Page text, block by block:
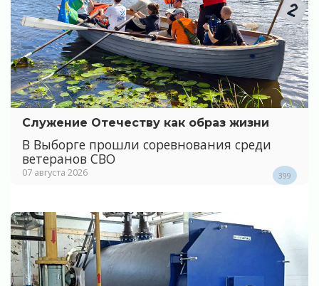
Служение Отечеству как образ жизни
В Выборге прошли соревнования среди
ветеранов СВО
07 августа 2026 399